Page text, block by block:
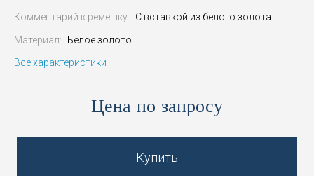
Комментарий к ремешку: С вставкой из белого золота
Материал:
Белое золото
Все характеристики
Цена по запросу
Купить